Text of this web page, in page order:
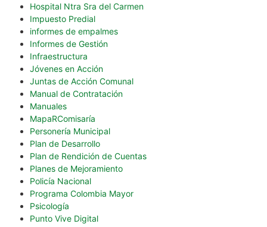
Hospital Ntra Sra del Carmen
Impuesto Predial
informes de empalmes
Informes de Gestión
Infraestructura
Jóvenes en Acción
Juntas de Acción Comunal
Manual de Contratación
Manuales
MapaRComisaría
Personería Municipal
Plan de Desarrollo
Plan de Rendición de Cuentas
Planes de Mejoramiento
Policía Nacional
Programa Colombia Mayor
Psicología
Punto Vive Digital